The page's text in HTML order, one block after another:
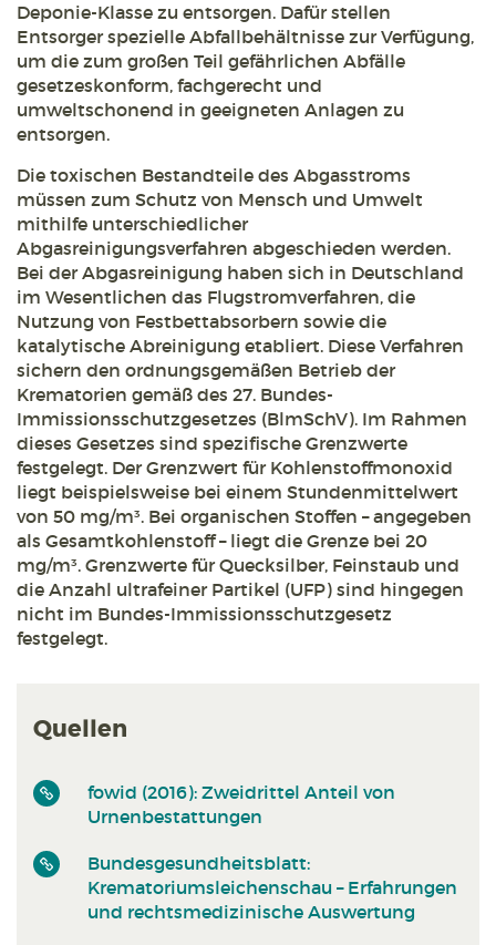
Deponie-Klasse zu entsorgen. Dafür stellen
Entsorger spezielle Abfallbehältnisse zur Verfügung,
um die zum großen Teil gefährlichen Abfälle
gesetzeskonform, fachgerecht und
umweltschonend in geeigneten Anlagen zu
entsorgen.
Die toxischen Bestandteile des Abgasstroms
müssen zum Schutz von Mensch und Umwelt
mithilfe unterschiedlicher
Abgasreinigungsverfahren abgeschieden werden.
Bei der Abgasreinigung haben sich in Deutschland
im Wesentlichen das Flugstromverfahren, die
Nutzung von Festbettabsorbern sowie die
katalytische Abreinigung etabliert. Diese Verfahren
sichern den ordnungsgemäßen Betrieb der
Krematorien gemäß des 27. Bundes-
Immissionsschutzgesetzes (BlmSchV). Im Rahmen
dieses Gesetzes sind spezifische Grenzwerte
festgelegt. Der Grenzwert für Kohlenstoffmonoxid
liegt beispielsweise bei einem Stundenmittelwert
von 50 mg/m³. Bei organischen Stoffen – angegeben
als Gesamtkohlenstoff – liegt die Grenze bei 20
mg/m³. Grenzwerte für Quecksilber, Feinstaub und
die Anzahl ultrafeiner Partikel (UFP) sind hingegen
nicht im Bundes-Immissionsschutzgesetz
festgelegt.
Quellen
fowid (2016): Zweidrittel Anteil von
Urnenbestattungen
Bundesgesundheitsblatt:
Krematoriumsleichenschau – Erfahrungen
und rechtsmedizinische Auswertung